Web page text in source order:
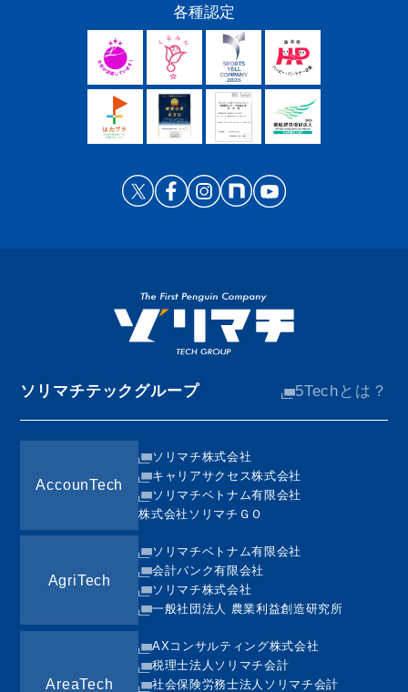
各種認定
ソリマチテックグループ 5Techとは？
AccounTech
ソリマチ株式会社
キャリアサクセス株式会社
ソリマチベトナム有限会社
株式会社ソリマチＧＯ
AgriTech
ソリマチベトナム有限会社
会計バンク有限会社
ソリマチ株式会社
一般社団法人 農業利益創造研究所
AreaTech
AXコンサルティング株式会社
税理士法人ソリマチ会計
社会保険労務士法人ソリマチ会計